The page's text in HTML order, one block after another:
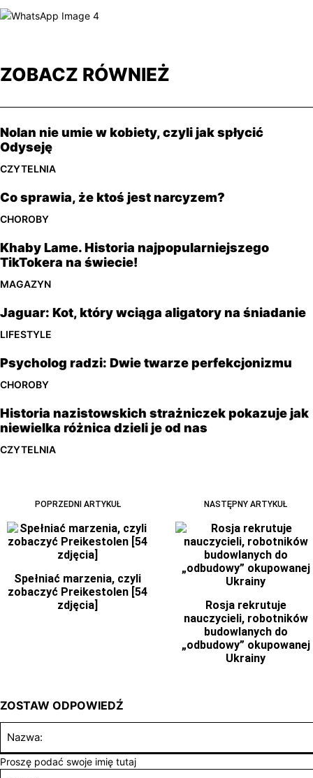
ZOBACZ RÓWNIEŻ
Nolan nie umie w kobiety, czyli jak spłycić
Odyseję
CZYTELNIA
Co sprawia, że ​​ktoś jest narcyzem?
CHOROBY
Khaby Lame. Historia najpopularniejszego
TikTokera na świecie!
MAGAZYN
Jaguar: Kot, który wciąga aligatory na śniadanie
LIFESTYLE
Psycholog radzi: Dwie twarze perfekcjonizmu
CHOROBY
Historia nazistowskich strażniczek pokazuje jak
niewielka różnica dzieli je od nas
CZYTELNIA
POPRZEDNI ARTYKUŁ
Spełniać marzenia, czyli
zobaczyć Preikestolen [54
zdjęcia]
NASTĘPNY ARTYKUŁ
Rosja rekrutuje
nauczycieli, robotników
budowlanych do
„odbudowy” okupowanej
Ukrainy
ZOSTAW ODPOWIEDŹ
Proszę podać swoje imię tutaj